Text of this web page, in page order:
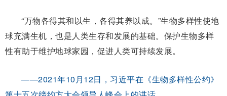
“万物各得其和以生，各得其养以成。”生物多样性使地
球充满生机，也是人类生存和发展的基础。保护生物多样
性有助于维护地球家园，促进人类可持续发展。
——2021年10月12日，习近平在《生物多样性公约》